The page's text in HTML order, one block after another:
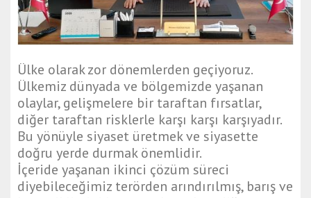
Ülke olarak zor dönemlerden geçiyoruz.
Ülkemiz dünyada ve bölgemizde yaşanan
olaylar, gelişmelere bir taraftan fırsatlar,
diğer taraftan risklerle karşı karşı karşıyadır.
Bu yönüyle siyaset üretmek ve siyasette
doğru yerde durmak önemlidir.
İçeride yaşanan ikinci çözüm süreci
diyebileceğimiz terörden arındırılmış, barış ve